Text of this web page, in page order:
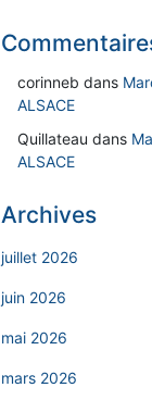
corinneb dans
ALSACE
Quillateau dans
ALSACE
Archives
juillet 2026
juin 2026
mai 2026
mars 2026